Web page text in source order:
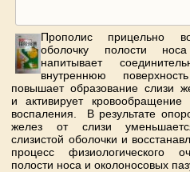
Прополис прицельно
оболочку полости
напитывает
внутреннюю
повышает образование слизи
и активирует кровообращение
воспаления. В результате
желез от слизи
слизистой оболочки и
процесс физиологического
полости носа и околоносовых